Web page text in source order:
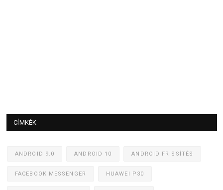
CÍMKÉK
ANDROID 9.0 ANDROID 10 ANDROID FRISSÍTÉS
FACEBOOK MESSENGER HUAWEI P30